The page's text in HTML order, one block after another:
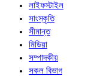
লাইফস্টাইল
সাংস্কৃতি
সীমান্ত
মিডিয়া
সম্পাদকীয়
সকল বিভাগ